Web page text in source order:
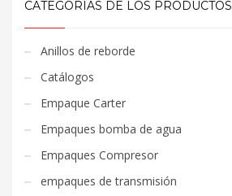
CATEGORIAS DE LOS PRODUCTOS
Anillos de reborde
Catálogos
Empaque Carter
Empaques bomba de agua
Empaques Compresor
empaques de transmisión